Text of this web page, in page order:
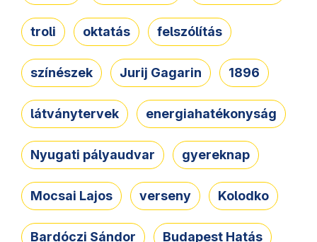
troli oktatás felszólítás
színészek Jurij Gagarin 1896
látványtervek energiahatékonyság
Nyugati pályaudvar gyereknap
Mocsai Lajos verseny Kolodko
Bardóczi Sándor Budapest Hatás